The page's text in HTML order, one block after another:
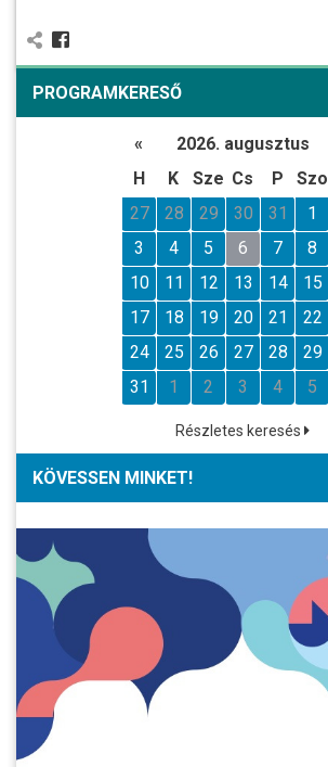
PROGRAMKERESŐ
« 2026. augusztus
H
K Sze Cs P Szo
27
28 29 30 31 1
3
4 5 6 7 8
10
11 12 13 14 15
17
18 19 20 21 22
24
25 26 27 28 29
31
1 2 3 4 5
Részletes keresés
KÖVESSEN MINKET!